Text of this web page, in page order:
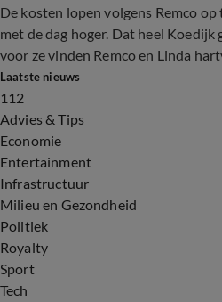
De kosten lopen volgens Remco
met de dag hoger. Dat heel
voor ze vinden Remco en Linda
Laatste nieuws
112
Advies & Tips
Economie
Entertainment
Infrastructuur
Milieu en Gezondheid
Politiek
Royalty
Sport
Tech